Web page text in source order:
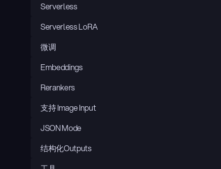
Serverless
Serverless LoRA
微调
Embeddings
Rerankers
支持 Image Input
JSON Mode
结构化Outputs